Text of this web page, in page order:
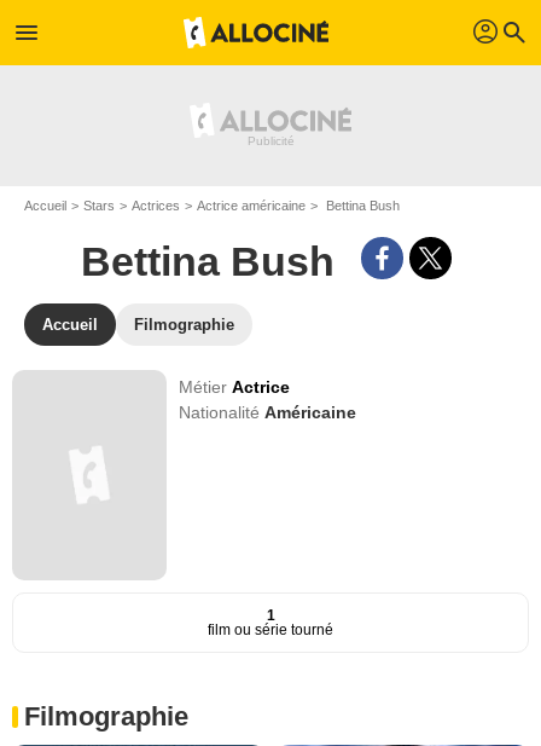
menu profil search
Accueil Stars Actrices Actrice américaine Bettina Bush
Bettina Bush
Accueil Filmographie
MétierActrice
NationalitéAméricaine
1
film ou série tourné
Filmographie